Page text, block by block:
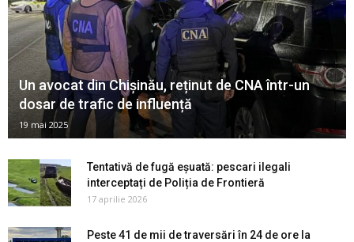
Un avocat din Chișinău, reținut de CNA într-un
dosar de trafic de influență
19 mai 2025
Tentativă de fugă eșuată: pescari ilegali
interceptați de Poliția de Frontieră
17 aprilie 2026
Peste 41 de mii de traversări în 24 de ore la